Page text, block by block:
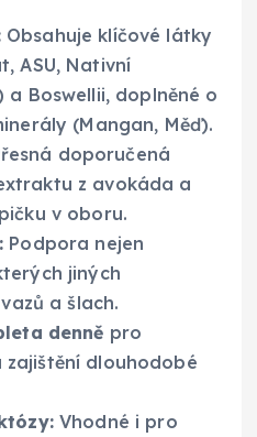
Obsahuje klíčové látky
ASU, Nativní
Boswellii, doplněné o
(Mangan, Měď).
doporučená
z avokáda a
v oboru.
Podpora nejen
jiných
a šlach.
denně pro
dlouhodobé
Vhodné i pro